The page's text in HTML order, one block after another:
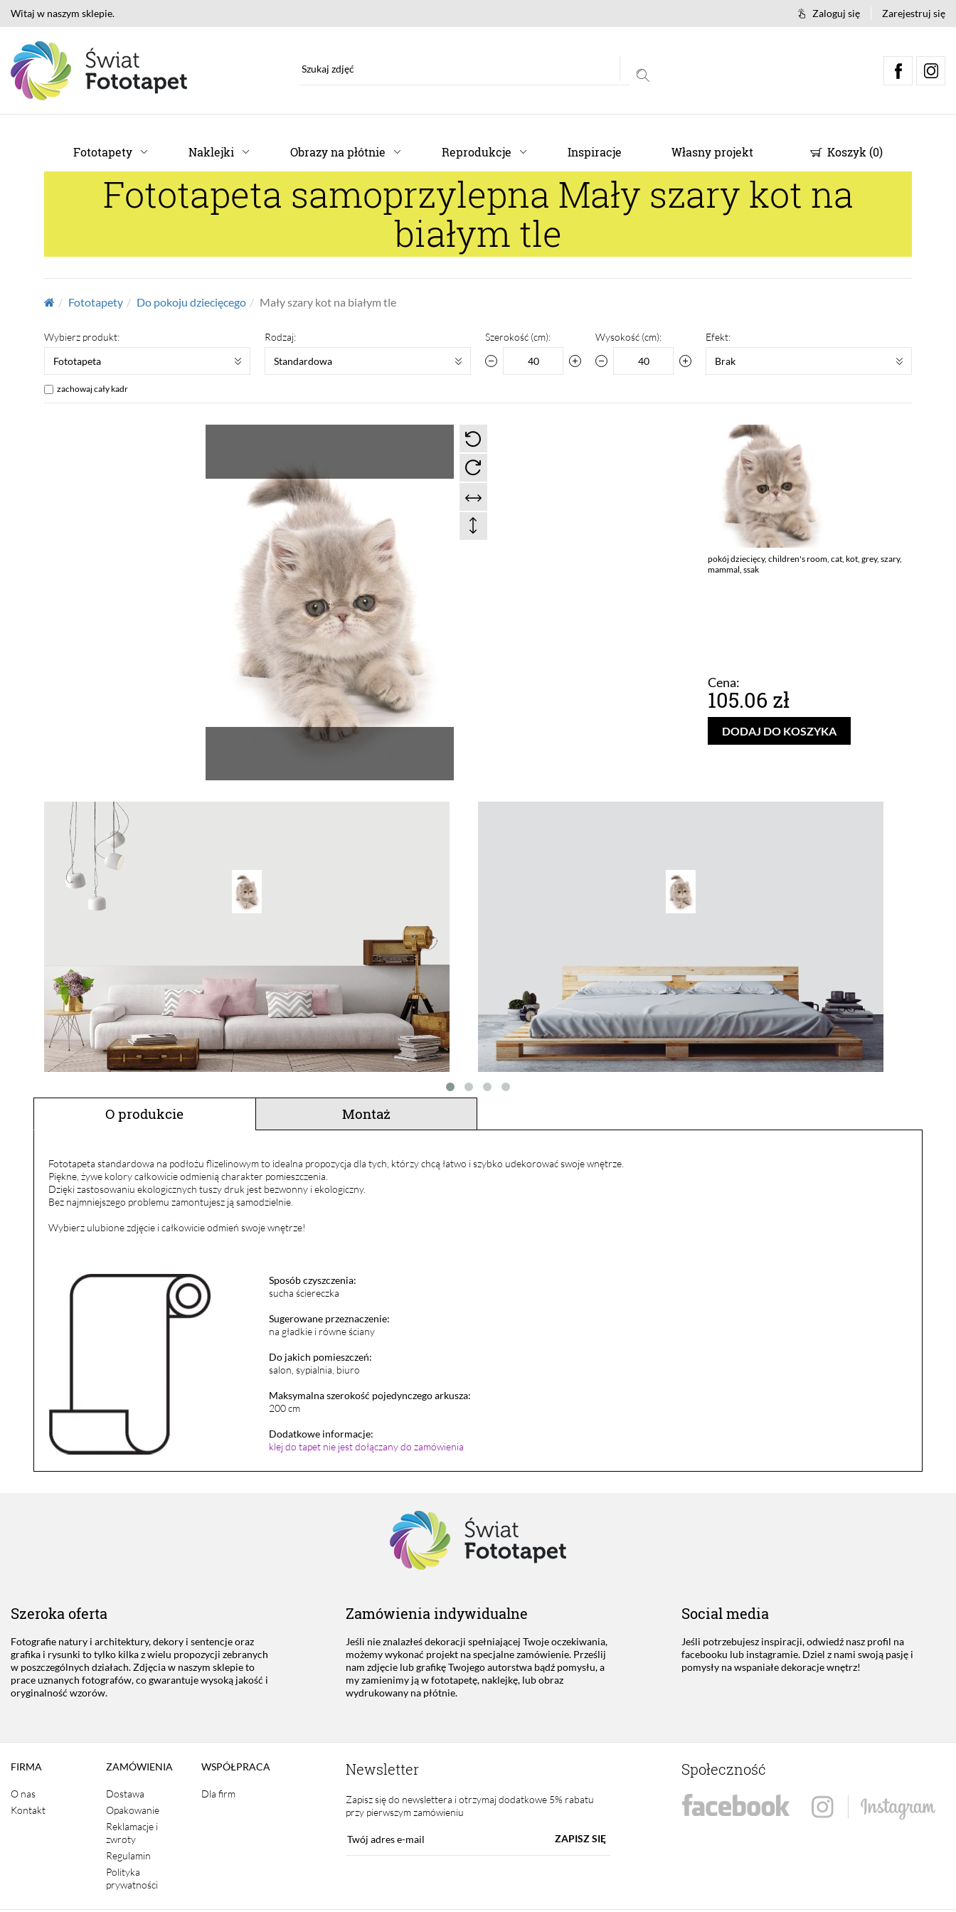
Witaj w naszym sklepie. Zaloguj się Zarejestruj się
Fototapety Naklejki Obrazy na płótnie Reprodukcje Inspiracje Własny projekt Koszyk (0)
Fototapeta samoprzylepna Mały szary kot na
białym tle
Fototapety Do pokoju dziecięcego Mały szary kot na białym tle
Wybierz produkt:
Fototapeta
Rodzaj:
Standardowa
Szerokość (cm): Wysokość (cm):
Efekt:
Brak
zachowaj cały kadr
pokój dziecięcy, children's room, cat, kot, grey, szary,
mammal, ssak
Cena:
105.06 zł
DODAJ DO KOSZYKA
O produkcie Montaż
Fototapeta standardowa na podłożu flizelinowym to idealna propozycja dla tych, którzy chcą łatwo i szybko udekorować swoje wnętrze.
Piękne, żywe kolory całkowicie odmienią charakter pomieszczenia.
Dzięki zastosowaniu ekologicznych tuszy druk jest bezwonny i ekologiczny.
Bez najmniejszego problemu zamontujesz ją samodzielnie.
Wybierz ulubione zdjęcie i całkowicie odmień swoje wnętrze!
Sposób czyszczenia:
sucha ściereczka
Sugerowane przeznaczenie:
na gładkie i równe ściany
Do jakich pomieszczeń:
salon, sypialnia, biuro
Maksymalna szerokość pojedynczego arkusza:
200 cm
Dodatkowe informacje:
klej do tapet nie jest dołączany do zamówienia
Szeroka oferta
Fotografie natury i architektury, dekory i sentencje oraz
grafika i rysunki to tylko kilka z wielu propozycji zebranych
w poszczególnych działach. Zdjęcia w naszym sklepie to
prace uznanych fotografów, co gwarantuje wysoką jakość i
oryginalność wzorów.
Zamówienia indywidualne
Jeśli nie znalazłeś dekoracji spełniającej Twoje oczekiwania,
możemy wykonać projekt na specjalne zamówienie. Prześlij
nam zdjęcie lub grafikę Twojego autorstwa bądź pomysłu, a
my zamienimy ją w fototapetę, naklejkę, lub obraz
wydrukowany na płótnie.
Social media
Jeśli potrzebujesz inspiracji, odwiedź nasz profil na
facebooku lub instagramie. Dziel z nami swoją pasję i
pomysły na wspaniałe dekoracje wnętrz!
FIRMA
O nas
Kontakt
ZAMÓWIENIA
Dostawa
Opakowanie
Reklamacje i
zwroty
Regulamin
Polityka
prywatności
WSPÓŁPRACA
Dla firm
Newsletter
Zapisz się do newslettera i otrzymaj dodatkowe 5% rabatu
przy pierwszym zamówieniu
ZAPISZ SIĘ
Społeczność